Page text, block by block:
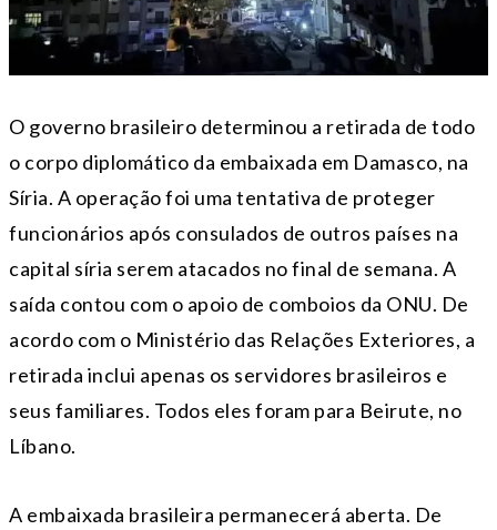
O governo brasileiro determinou a retirada de todo
o corpo diplomático da embaixada em Damasco, na
Síria. A operação foi uma tentativa de proteger
funcionários após consulados de outros países na
capital síria serem atacados no final de semana. A
saída contou com o apoio de comboios da ONU. De
acordo com o Ministério das Relações Exteriores, a
retirada inclui apenas os servidores brasileiros e
seus familiares. Todos eles foram para Beirute, no
Líbano.
A embaixada brasileira permanecerá aberta. De